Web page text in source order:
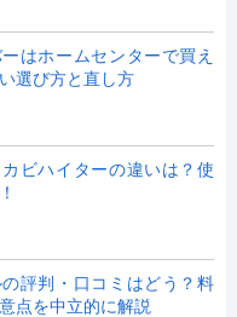
ーはホームセンターで買え
選び方と直し方
ビハイターの違いは？使
評判・口コミはどう？料
点を中立的に解説